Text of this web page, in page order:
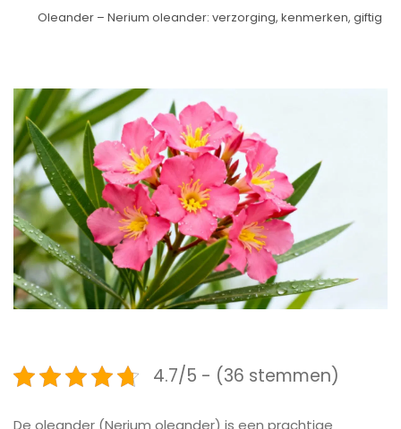
Oleander – Nerium oleander: verzorging, kenmerken, giftig
4.7/5 - (36 stemmen)
De oleander (Nerium oleander) is een prachtige